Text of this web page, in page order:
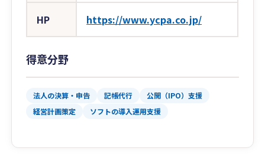
HP https://www.ycpa.co.jp/
得意分野
法人の決算・申告 記帳代行
公開（IPO）支援
経営計画策定
ソフトの導入運用支援